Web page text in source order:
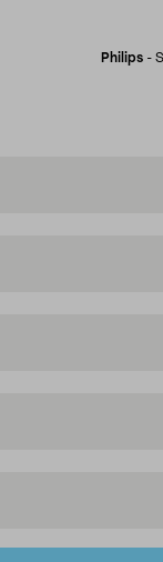
Philips -